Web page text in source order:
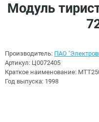
Модуль тиристорный МТТ250-6-
Производитель: ПАО
Артикул: Ц0072405
Краткое наименование:
Год выпуска: 1998